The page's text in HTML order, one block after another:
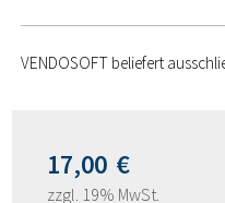
VENDOSOFT beliefert
17,00 €
zzgl. 19% MwSt.